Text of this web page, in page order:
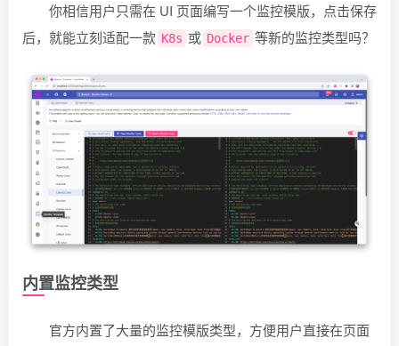
你相信用户只需在 UI 页面编写一个监控模版，点击保存
后，就能立刻适配一款 K8s 或 Docker 等新的监控类型吗？
内置监控类型
官方内置了大量的监控模版类型，方便用户直接在页面